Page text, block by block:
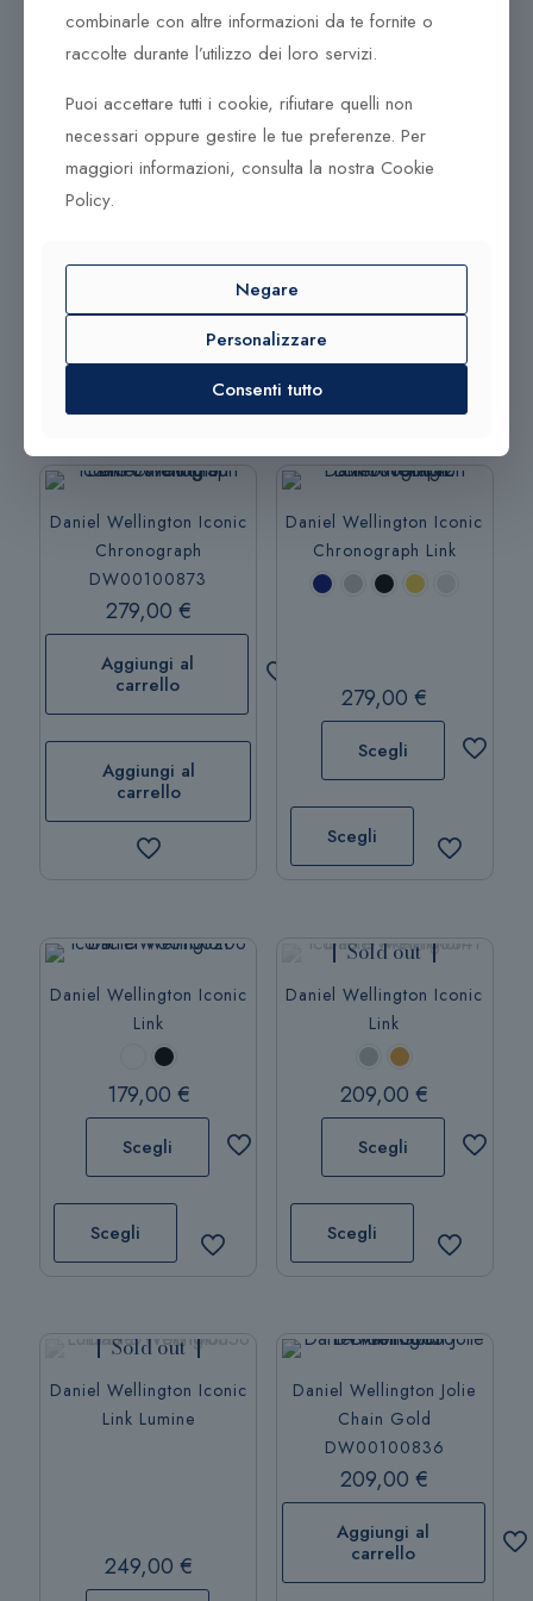
opzioni
possono
scelte
nella
pagina
opzioni
nella
pagina
Daniel Wellington
DW00100823
269,00€
carrello
Daniel Wellington
179,00€
Leggi tutto
Daniel Wellington Iconic
Chronograph
DW00100873
279,00 €
Aggiungi al
carrello
Aggiungi al
carrello
Daniel Wellington Iconic
Chronograph Link
279,00€
Scegli
Scegli
Le
possono
nella
pagina
prodotto
Daniel Wellington Iconic
Link
179,00 €
Scegli
Scegli
Le
possono
essere
prodotto
Sold out
Daniel Wellington Iconic
Link
209,00€
Scegli
Scegli
Le
possono
essere
scelte
nella
pagina
del
Sold out
Daniel Wellington Iconic
Link Lumine
249,00 €
Daniel Wellington Jolie
Chain Gold
DW00100836
209,00€
Aggiungi al
carrello
combinarle con altre informazioni da te fornite o
raccolte durante l’utilizzo dei loro servizi.
Puoi accettare tutti i cookie, rifiutare quelli non
necessari oppure gestire le tue preferenze. Per
maggiori informazioni, consulta la nostra Cookie
Policy.
Negare
Personalizzare
Consenti tutto